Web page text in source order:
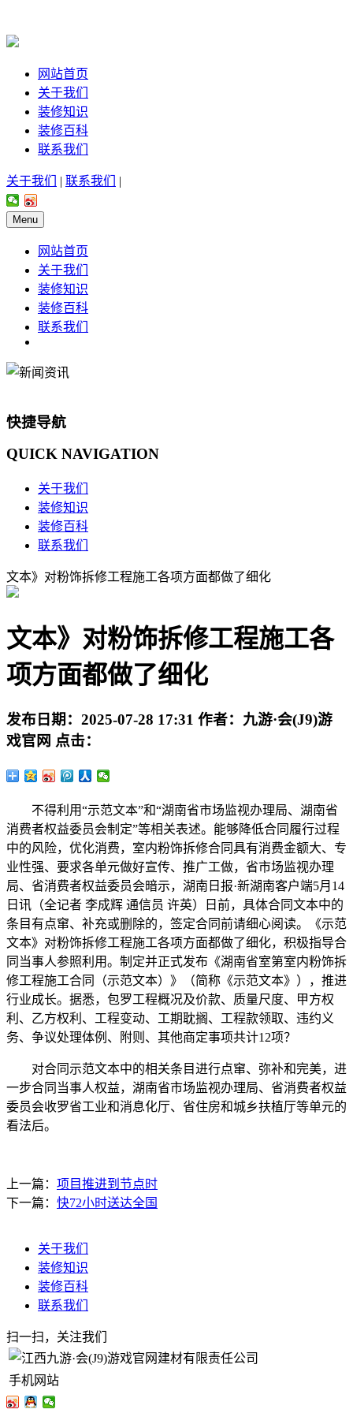
网站首页
关于我们
装修知识
装修百科
联系我们
关于我们 | 联系我们 |
Menu
网站首页
关于我们
装修知识
装修百科
联系我们
快捷导航
QUICK NAVIGATION
关于我们
装修知识
装修百科
联系我们
文本》对粉饰拆修工程施工各项方面都做了细化
文本》对粉饰拆修工程施工各
项方面都做了细化
发布日期： 2025-07-28 17:31 作者： 九游·会(J9)游
戏官网 点击：
不得利用“示范文本”和“湖南省市场监视办理局、湖南省
消费者权益委员会制定”等相关表述。能够降低合同履行过程
中的风险，优化消费，室内粉饰拆修合同具有消费金额大、专
业性强、要求各单元做好宣传、推广工做，省市场监视办理
局、省消费者权益委员会暗示，湖南日报·新湖南客户端5月14
日讯（全记者 李成辉 通信员 许英）日前，具体合同文本中的
条目有点窜、补充或删除的，签定合同前请细心阅读。《示范
文本》对粉饰拆修工程施工各项方面都做了细化，积极指导合
同当事人参照利用。制定并正式发布《湖南省室第室内粉饰拆
修工程施工合同（示范文本）》（简称《示范文本》），推进
行业成长。据悉，包罗工程概况及价款、质量尺度、甲方权
利、乙方权利、工程变动、工期耽搁、工程款领取、违约义
务、争议处理体例、附则、其他商定事项共计12项？
对合同示范文本中的相关条目进行点窜、弥补和完美，进
一步合同当事人权益，湖南省市场监视办理局、省消费者权益
委员会收罗省工业和消息化厅、省住房和城乡扶植厅等单元的
看法后。
上一篇： 项目推进到节点时
下一篇： 快72小时送达全国
关于我们
装修知识
装修百科
联系我们
扫一扫，关注我们
手机网站